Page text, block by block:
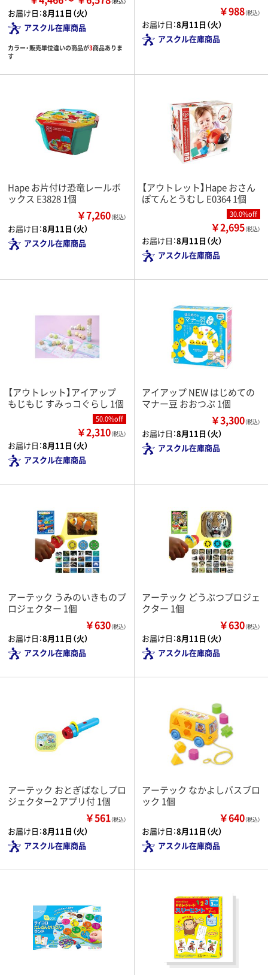
お届け日：8月11日（火）
アスクル在庫商品
カラー・販売単位違いの商品が3商品ありま
す
￥988（税込）
お届け日：8月11日（火）
アスクル在庫商品
Hape お片付け恐竜レールボ
ックス E3828 1個
￥7,260（税込）
お届け日：8月11日（火）
アスクル在庫商品
【アウトレット】Hape おさん
ぽてんとうむし E0364 1個
30.0%off
￥2,695（税込）
お届け日：8月11日（火）
アスクル在庫商品
【アウトレット】アイアップ
もじもじ すみっコぐらし 1個
50.0%off
￥2,310（税込）
お届け日：8月11日（火）
アスクル在庫商品
アイアップ NEW はじめての
マナー豆 おおつぶ 1個
￥3,300（税込）
お届け日：8月11日（火）
アスクル在庫商品
アーテック うみのいきものプ
ロジェクター 1個
￥630（税込）
お届け日：8月11日（火）
アスクル在庫商品
アーテック どうぶつプロジェ
クター 1個
￥630（税込）
お届け日：8月11日（火）
アスクル在庫商品
アーテック おとぎばなしプロ
ジェクター2 アプリ付 1個
￥561（税込）
お届け日：8月11日（火）
アスクル在庫商品
アーテック なかよしバスブロ
ック 1個
￥640（税込）
お届け日：8月11日（火）
アスクル在庫商品